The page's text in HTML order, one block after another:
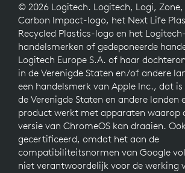
© 2026 Logitech. Logitech, Logi, Zone,
Carbon Impact-logo, het Next Life
Recycled Plastics-logo en het
handelsmerken of gedeponeerde
Logitech Europe S.A. of haar
in de Verenigde Staten en/of andere
een handelsmerk van Apple Inc., dat
de Verenigde Staten en andere landen
product werkt met apparaten waarop
versie van ChromeOS kan draaien.
gecertificeerd, omdat het aan de
compatibiliteitsnormen van Google
niet verantwoordelijk voor de werking